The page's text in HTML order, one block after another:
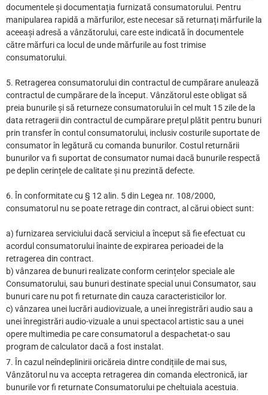
documentele și documentația furnizată consumatorului. Pentru
manipularea rapidă a mărfurilor, este necesar să returnați mărfurile la
aceeași adresă a vânzătorului, care este indicată în documentele
către mărfuri ca locul de unde mărfurile au fost trimise
consumatorului.
5. Retragerea consumatorului din contractul de cumpărare anulează
contractul de cumpărare de la început. Vânzătorul este obligat să
preia bunurile și să returneze consumatorului în cel mult 15 zile de la
data retragerii din contractul de cumpărare prețul plătit pentru bunuri
prin transfer în contul consumatorului, inclusiv costurile suportate de
consumator în legătură cu comanda bunurilor. Costul returnării
bunurilor va fi suportat de consumator numai dacă bunurile respectă
pe deplin cerințele de calitate și nu prezintă defecte.
6. În conformitate cu § 12 alin. 5 din Legea nr. 108/2000,
consumatorul nu se poate retrage din contract, al cărui obiect sunt:
a) furnizarea serviciului dacă serviciul a început să fie efectuat cu
acordul consumatorului înainte de expirarea perioadei de la
retragerea din contract.
b) vânzarea de bunuri realizate conform cerințelor speciale ale
Consumatorului, sau bunuri destinate special unui Consumator, sau
bunuri care nu pot fi returnate din cauza caracteristicilor lor.
c) vânzarea unei lucrări audiovizuale, a unei înregistrări audio sau a
unei înregistrări audio-vizuale a unui spectacol artistic sau a unei
opere multimedia pe care consumatorul a despachetat-o sau
program de calculator dacă a fost instalat.
7. În cazul neîndeplinirii oricăreia dintre condițiile de mai sus,
Vânzătorul nu va accepta retragerea din comanda electronică, iar
bunurile vor fi returnate Consumatorului pe cheltuiala acestuia.